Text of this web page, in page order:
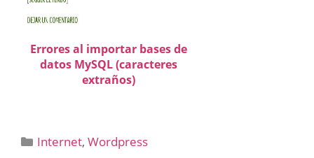
Errores al importar bases de
datos MySQL (caracteres
extraños)
Categorías
Internet,Wordpress